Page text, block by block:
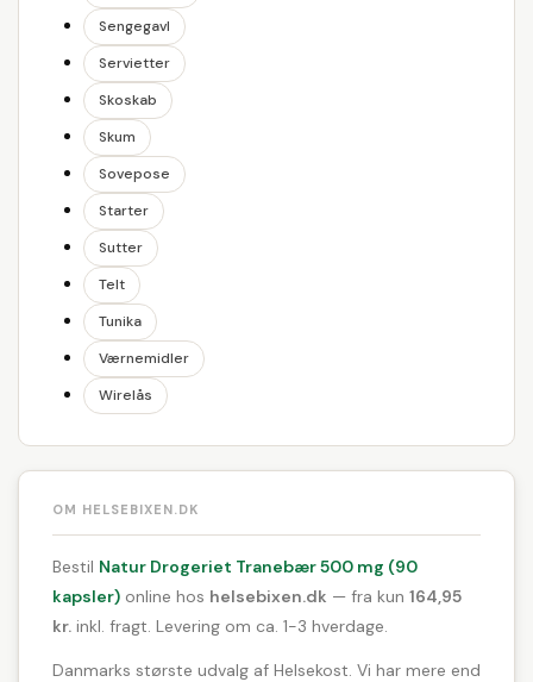
Sengegavl
Servietter
Skoskab
Skum
Sovepose
Starter
Sutter
Telt
Tunika
Værnemidler
Wirelås
OM HELSEBIXEN.DK
Bestil Natur Drogeriet Tranebær 500 mg (90
kapsler) online hos helsebixen.dk — fra kun 164,95
kr. inkl. fragt. Levering om ca. 1-3 hverdage.
Danmarks største udvalg af Helsekost. Vi har mere end